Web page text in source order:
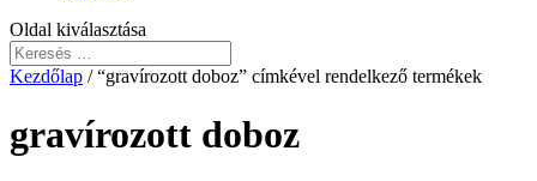
Oldal kiválasztása
Kezdőlap / “gravírozott doboz” címkével rendelkező termékek
gravírozott doboz